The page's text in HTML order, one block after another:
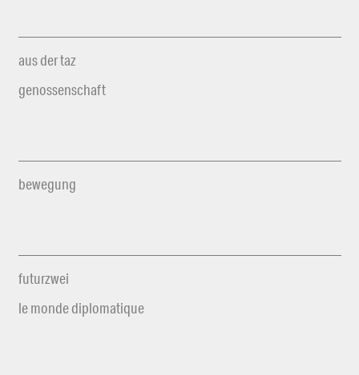
aus der taz
genossenschaft
bewegung
futurzwei
le monde diplomatique